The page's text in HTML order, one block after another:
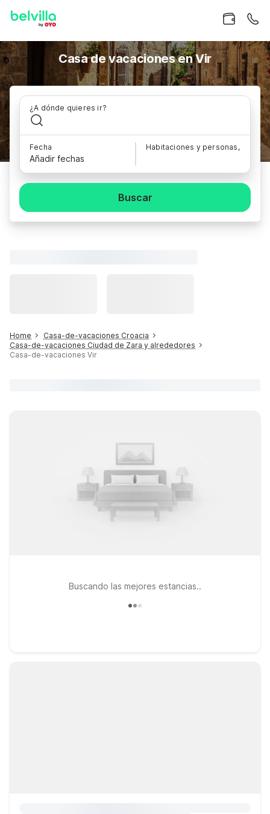
Casa de vacaciones en Vir
¿A dónde quieres ir?
Fecha
Añadir fechas
Habitaciones y personas,
Buscar
Home
Casa-de-vacaciones Croacia
Casa-de-vacaciones Ciudad de Zara y alrededores
Casa-de-vacaciones Vir
Buscando las mejores estancias..